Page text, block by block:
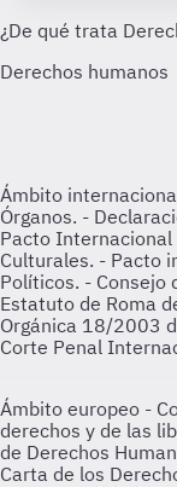
Ámbito
Órganos. -
Pacto Internacional
Culturales. - Pacto
Políticos. - Consejo
Estatuto de Roma
Orgánica 18/2003
Corte Penal
Ámbito europeo -
derechos y de las
de Derechos
Carta de los